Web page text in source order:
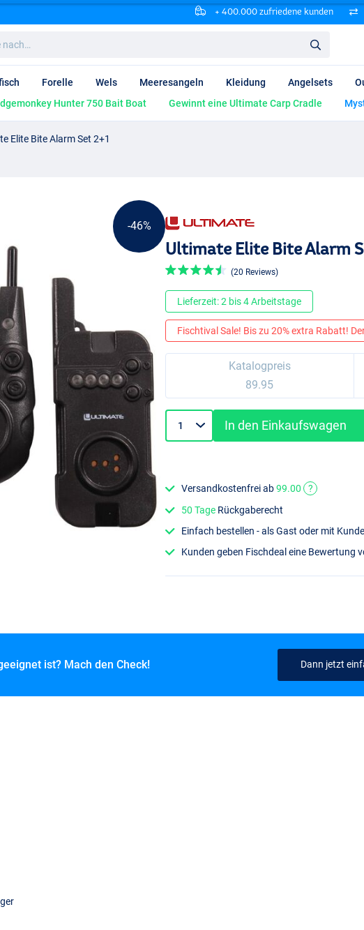
+ 400.000 zufriedene kunden
Forelle Wels Meeresangeln Kleidung Angelsets
Hunter 750 Bait Boat Gewinnt eine Ultimate Carp Cradle
Elite Bite Alarm Set 2+1
-46%
Ultimate Elite Bite Alarm
(20 Reviews)
Lieferzeit: 2 bis 4 Arbeitstage
Fischtival Sale! Bis zu 20% extra Rabatt!
Katalogpreis
89.95
In den Einkaufswagen
Versandkostenfrei ab99.00
?
50 Tage Rückgaberecht
Einfach bestellen - als Gast oder mit
Kunden geben Fischdeal eine Bewertung
ist? Mach den Check! Dann jetzt